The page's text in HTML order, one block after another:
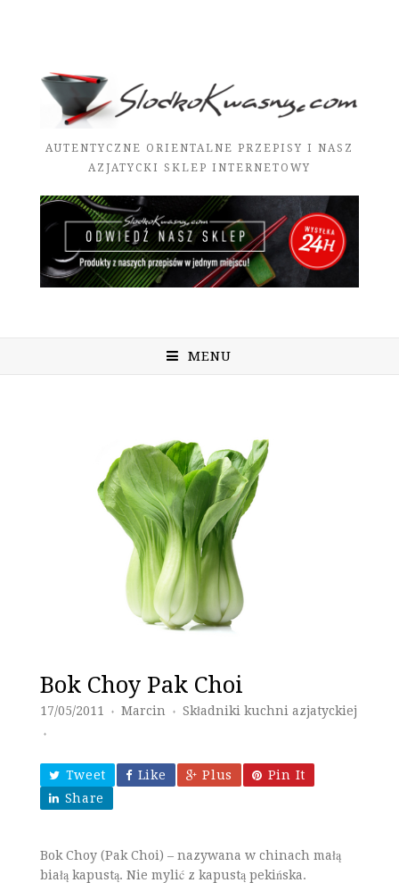
AUTENTYCZNE ORIENTALNE PRZEPISY I NASZ
AZJATYCKI SKLEP INTERNETOWY
MENU
Bok Choy Pak Choi
17/05/2011 ♦ Marcin ♦ Składniki kuchni azjatyckiej
♦
Tweet Like Plus
Pin It
Share
Bok Choy (Pak Choi) – nazywana w chinach małą
białą kapustą. Nie mylić z kapustą pekińska.